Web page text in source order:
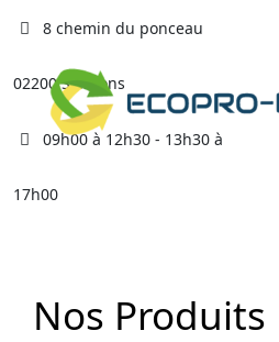
content
8 chemin du ponceau
02200 Soissons
09h00 à 12h30 - 13h30 à
17h00
Nos Produits